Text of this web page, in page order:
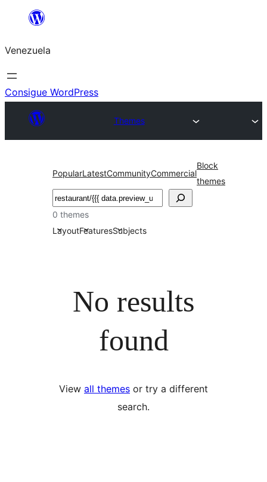
Saltar
contenido
Venezuela
Consigue WordPress
Themes
PopularLatestCommunityCommercial
Block
themes
Buscar
0 themes
LayoutFeaturesSubjects
No results
found
View all themes or try a different
search.